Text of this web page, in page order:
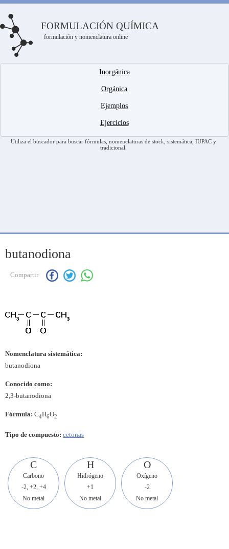
FORMULACIÓN QUÍMICA
formulación y nomenclatura online
Inorgánica
Orgánica
Ejemplos
Ejercicios
Utiliza el buscador para buscar fórmulas, nomenclaturas de stock, sistemática, IUPAC y
tradicional.
butanodiona
Compartir
Nomenclatura sistemática:
butanodiona
Conocido como:
2,3-butanodiona
Fórmula: C4H6O2
Tipo de compuesto: cetonas
C
Carbono
-2, +2, +4
No metal
H
Hidrógeno
+1
No metal
O
Oxígeno
-2
No metal